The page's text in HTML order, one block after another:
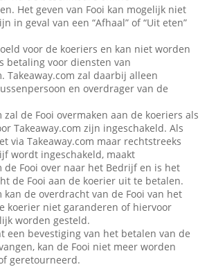
Het geven van Fooi kan mogelijk niet
in geval van een “Afhaal” of “Uit eten”
voor de koeriers en kan niet worden
betaling voor diensten van
Takeaway.com zal daarbij alleen
en overdrager van de
zal de Fooi overmaken aan de koeriers als
Takeaway.com zijn ingeschakeld. Als
via Takeaway.com maar rechtstreeks
wordt ingeschakeld, maakt
de Fooi over naar het Bedrijf en is het
de Fooi aan de koerier uit te betalen.
kan de overdracht van de Fooi van het
koerier niet garanderen of hiervoor
worden gesteld.
een bevestiging van het betalen van de
kan de Fooi niet meer worden
geretourneerd.